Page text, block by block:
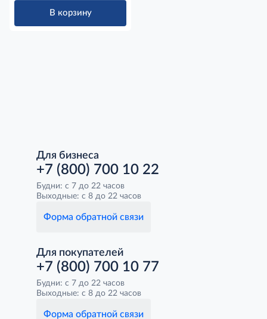
В корзину
Для бизнеса
+7 (800) 700 10 22
Будни: с 7 до 22 часов
Выходные: с 8 до 22 часов
Форма обратной связи
Для покупателей
+7 (800) 700 10 77
Будни: с 7 до 22 часов
Выходные: с 8 до 22 часов
Форма обратной связи